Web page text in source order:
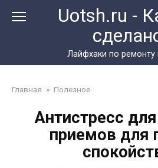
Uotsh.ru -
Лайфхаки по ремонту
Главная » Полезное
Антистресс
приемов для